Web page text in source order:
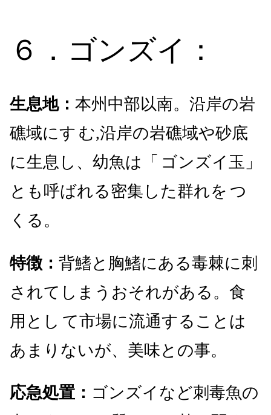
６．ゴンズイ：
生息地： 本州中部以南。沿岸の岩
礁域にす む,沿岸の岩礁域や砂底
に生息し、幼魚は「 ゴンズイ玉」
とも呼ばれる密集した群れを つ
くる。
特徴： 背鰭と胸鰭にある毒棘に刺
されてしまうおそれがある。食
用とし て市場に流通することは
あまりないが、美味との事。
応急処置： ゴンズイなど刺毒魚の